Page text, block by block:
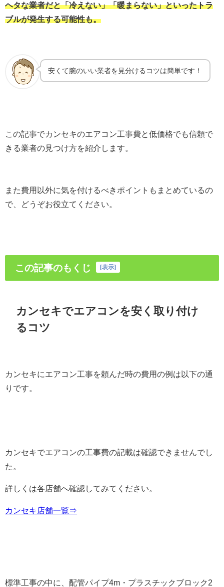
ヘタな業者だと「冷えない」「暖まらない」といったトラ
ブルが発生する可能性も。
安くて腕のいい業者を見分けるコツは簡単です！
この記事でカンセキのエアコン工事費と低価格でも信頼で
きる業者の見つけ方を紹介します。
また費用以外に気を付けるべきポイントもまとめているの
で、どうぞお役立てください。
この記事のもくじ 表示
カンセキでエアコンを安く取り付け
るコツ
カンセキにエアコン工事を頼んだ時の費用の例は以下の通
りです。
カンセキでエアコンの工事費の記載は確認できませんでし
た。
詳しくは各店舗へ確認してみてください。
カンセキ店舗一覧⇒
標準工事の中に、配管パイプ4m・プラスチックブロック2